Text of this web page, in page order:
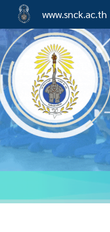
www.snck.ac.th